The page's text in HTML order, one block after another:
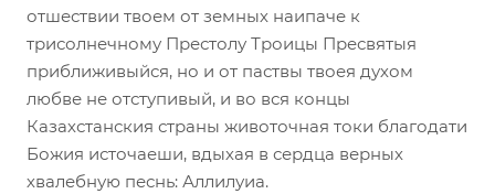
отшествии твоем от земных наипаче к
трисолнечному Престолу Троицы Пресвятыя
приближивыйся, но и от паствы твоея духом
любве не отступивый, и во вся концы
Казахстанския страны животочная токи благодати
Божия источаеши, вдыхая в сердца верных
хвалебную песнь: Аллилуиа.